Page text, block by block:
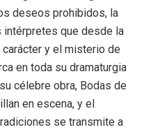
deseos prohibidos, la
intérpretes que desde la
y el misterio de
en toda su dramaturgia
célebre obra, Bodas de
en escena, y el
se transmite a